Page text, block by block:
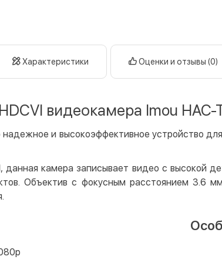
Характеристики Оценки и отзывы (0)
HDCVI видеокамера Imou
надежное и высокоэффективное устройство
камера записывает видео с высокой
Объектив с фокусным расстоянием 3.6